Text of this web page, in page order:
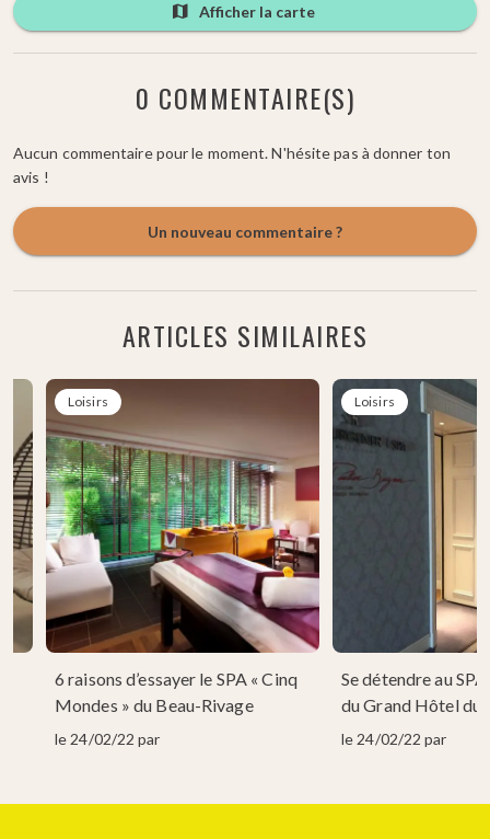
Afficher la carte
0 COMMENTAIRE(S)
Aucun commentaire pour le moment. N'hésite pas à donner ton
avis !
Un nouveau commentaire ?
ARTICLES SIMILAIRES
Loisirs
6 raisons d’essayer le SPA « Cinq
Mondes » du Beau-Rivage
le 24/02/22 par
Loisirs
Se détendre au
du Grand Hôtel du
le 24/02/22 par